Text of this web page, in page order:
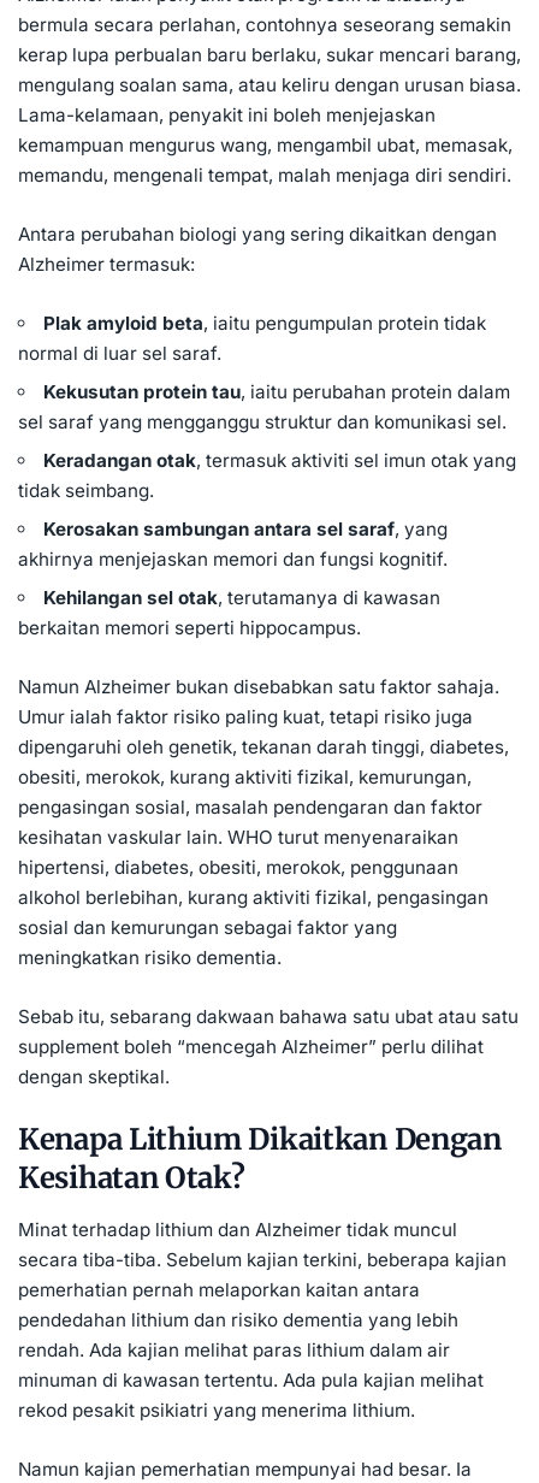
bermula secara perlahan, contohnya seseorang semakin
kerap lupa perbualan baru berlaku, sukar mencari barang,
mengulang soalan sama, atau keliru dengan urusan biasa.
Lama-kelamaan, penyakit ini boleh menjejaskan
kemampuan mengurus wang, mengambil ubat, memasak,
memandu, mengenali tempat, malah menjaga diri sendiri.
Antara perubahan biologi yang sering dikaitkan dengan
Alzheimer termasuk:
Plak amyloid beta, iaitu pengumpulan protein tidak
normal di luar sel saraf.
Kekusutan protein tau, iaitu perubahan protein dalam
sel saraf yang mengganggu struktur dan komunikasi sel.
Keradangan otak, termasuk aktiviti sel imun otak yang
tidak seimbang.
Kerosakan sambungan antara sel saraf, yang
akhirnya menjejaskan memori dan fungsi kognitif.
Kehilangan sel otak, terutamanya di kawasan
berkaitan memori seperti hippocampus.
Namun Alzheimer bukan disebabkan satu faktor sahaja.
Umur ialah faktor risiko paling kuat, tetapi risiko juga
dipengaruhi oleh genetik, tekanan darah tinggi, diabetes,
obesiti, merokok, kurang aktiviti fizikal, kemurungan,
pengasingan sosial, masalah pendengaran dan faktor
kesihatan vaskular lain. WHO turut menyenaraikan
hipertensi, diabetes, obesiti, merokok, penggunaan
alkohol berlebihan, kurang aktiviti fizikal, pengasingan
sosial dan kemurungan sebagai faktor yang
meningkatkan risiko dementia.
Sebab itu, sebarang dakwaan bahawa satu ubat atau satu
supplement boleh “mencegah Alzheimer” perlu dilihat
dengan skeptikal.
Kenapa Lithium Dikaitkan Dengan
Kesihatan Otak?
Minat terhadap lithium dan Alzheimer tidak muncul
secara tiba-tiba. Sebelum kajian terkini, beberapa kajian
pemerhatian pernah melaporkan kaitan antara
pendedahan lithium dan risiko dementia yang lebih
rendah. Ada kajian melihat paras lithium dalam air
minuman di kawasan tertentu. Ada pula kajian melihat
rekod pesakit psikiatri yang menerima lithium.
Namun kajian pemerhatian mempunyai had besar. Ia